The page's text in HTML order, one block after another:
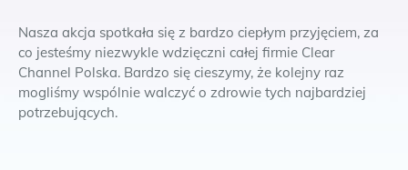
Nasza akcja spotkała się z bardzo ciepłym przyjęciem, za
co jesteśmy niezwykle wdzięczni całej firmie Clear
Channel Polska. Bardzo się cieszymy, że kolejny raz
mogliśmy wspólnie walczyć o zdrowie tych najbardziej
potrzebujących.